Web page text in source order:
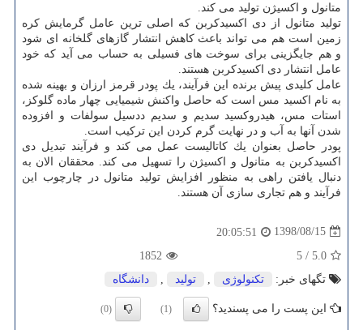
متانول و اكسیژن تولید می كند.
تولید متانول از دی اكسیدكربن كه اصلی ترین عامل گرمایش كره
زمین است هم می تواند باعث كاهش انتشار گازهای گلخانه ای شود
و هم جایگزینی برای سوخت های فسیلی به حساب می آید كه خود
عامل انتشار دی اكسیدكربن هستند.
عامل كلیدی پیش برنده این فرآیند، یك پودر قرمز ارزان و بهینه شده
به نام اكسید مس است كه حاصل واكنش شیمیایی چهار ماده گلوكز،
استات مس، هیدروكسید سدیم و سدیم ددسیل سولفات و افزوده
شدن آنها به آب و در نهایت گرم كردن این تركیب است.
پودر حاصل بعنوان یك كاتالیست عمل می كند و فرآیند تبدیل دی
اكسیدكربن به متانول و اكسیژن را تسهیل می كند. محققان الان به
دنبال یافتن راهی به منظور افزایش تولید متانول در چارچوب این
فرآیند و هم تجاری سازی آن هستند.
1398/08/15
20:05:51
5.0
/
5
1852
تگهای خبر:
تكنولوژی تولید دانشگاه
این پست را می پسندید؟ (1)
(0)